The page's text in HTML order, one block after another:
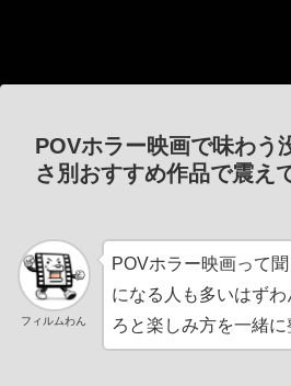
POVホラー映画で味わう
さ別おすすめ作品で震え
フィルムわん
POVホラー映画って
になる人も多いはず
ろと楽しみ方を一緒に